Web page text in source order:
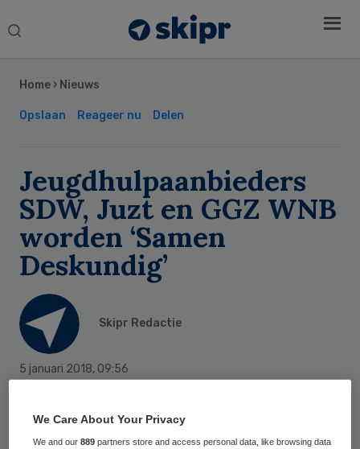
Search
Home › Nieuws
Opslaan Reageer nu Delen
Jeugdhulpaanbieders
SDW, Juzt en GGZ WNB
worden ‘Samen
Deskundig’
Skipr Redactie
5 januari 2018, 09:56
SDW, Juzt en GGZ WNB slaan de handen
Sidebar
We Care About Your Privacy
We and our889 partners store and access personal data, like browsing data